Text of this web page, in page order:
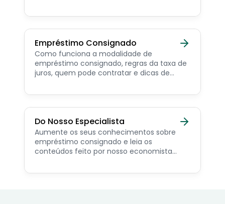
pensionista e beneficiários de programas
Empréstimo Consignado
Como funciona a modalidade de
empréstimo consignado, regras da taxa de
juros, quem pode contratar e dicas de
Do Nosso Especialista
Aumente os seus conhecimentos sobre
empréstimo consignado e leia os
conteúdos feito por nosso economista